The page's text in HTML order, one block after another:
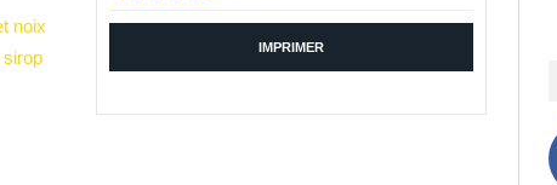
IMPRIMER
noix
sirop